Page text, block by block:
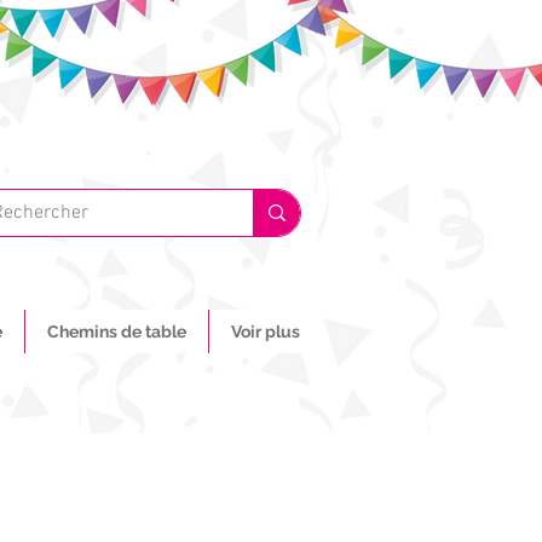
Chemins de table Voir plus